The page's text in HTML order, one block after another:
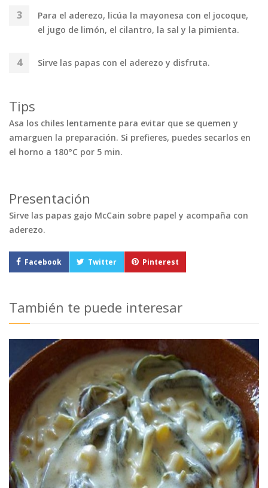
Para el aderezo, licúa la mayonesa con el jocoque,
el jugo de limón, el cilantro, la sal y la pimienta.
Sirve las papas con el aderezo y disfruta.
Tips
Asa los chiles lentamente para evitar que se quemen y
amarguen la preparación. Si prefieres, puedes secarlos en
el horno a 180°C por 5 min.
Presentación
Sirve las papas gajo McCain sobre papel y acompaña con
aderezo.
Facebook Twitter Pinterest
También te puede interesar